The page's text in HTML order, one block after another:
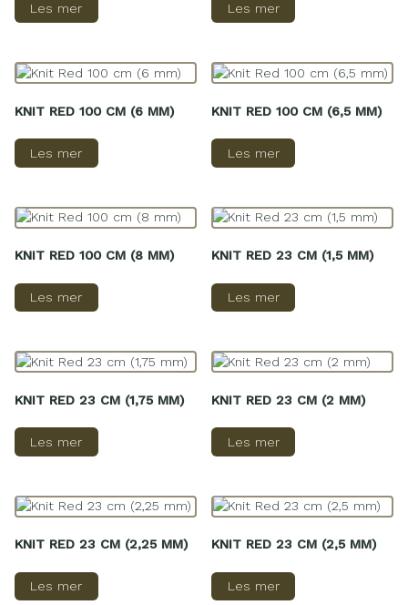
Les mer Les mer
KNIT RED 100 CM (6 MM)
Les mer
KNIT RED 100 CM (6,5 MM)
Les mer
KNIT RED 100 CM (8 MM)
Les mer
KNIT RED 23 CM (1,5 MM)
Les mer
KNIT RED 23 CM (1,75 MM)
Les mer
KNIT RED 23 CM (2 MM)
Les mer
KNIT RED 23 CM (2,25 MM)
Les mer
KNIT RED 23 CM (2,5 MM)
Les mer